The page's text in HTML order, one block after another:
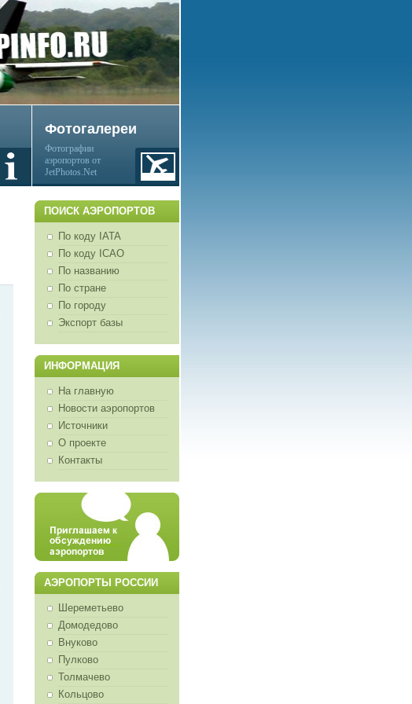
Фотогалереи
Фотографии
аэропортов от
JetPhotos.Net
ПОИСК АЭРОПОРТОВ
По коду IATA
По коду ICAO
По названию
По стране
По городу
Экспорт базы
ИНФОРМАЦИЯ
На главную
Новости аэропортов
Источники
О проекте
Контакты
АЭРОПОРТЫ РОССИИ
Шереметьево
Домодедово
Внуково
Пулково
Толмачево
Кольцово